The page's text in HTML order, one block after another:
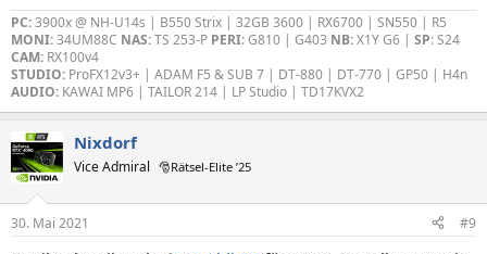
PC:3900x @ NH-U14s | B550 Strix | 32GB 3600 | RX6700 | SN550 | R5
MONI:34UM88C NAS:TS 253-P PERI: G810 | G403 NB:X1Y G6 | SP: S24
CAM: RX100v4
STUDIO: ProFX12v3+ | ADAM F5 & SUB 7 | DT-880 | DT-770 | GP50 | H4n
AUDIO: KAWAI MP6 | TAILOR 214 | LP Studio | TD17KVX2
Nixdorf
Vice Admiral 🎅Rätsel-Elite ’25
30. Mai 2021 #9